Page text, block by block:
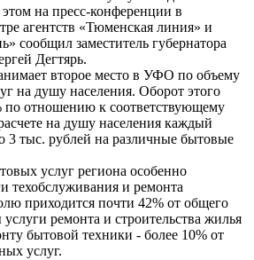
на пресс-конференции в
агентств «Тюменская линия» и
сообщил заместитель губернатора
Дегтярь.
второе место в УФО по объему
на душу населения. Оборот этого
по отношению к соответствующему
на душу населения каждый
3 тыс. рублей на различные бытовые
услуг региона особенно
техобслуживания и ремонта
приходится почти 42% от общего
ремонта и строительства жилья
бытовой техники - более 10% от
услуг.